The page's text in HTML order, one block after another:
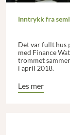
Inntrykk fra
Det var fullt hus
med Finance
trommet
i april 2018.
Les mer